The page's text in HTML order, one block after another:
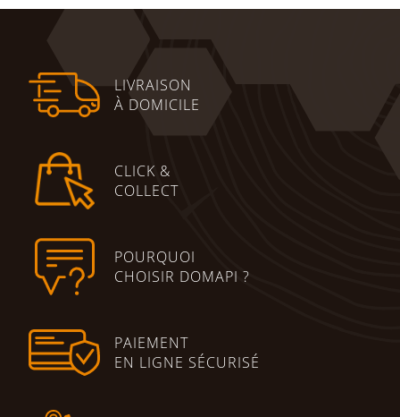
LIVRAISON
À DOMICILE
CLICK &
COLLECT
POURQUOI
CHOISIR DOMAPI ?
PAIEMENT
EN LIGNE SÉCURISÉ